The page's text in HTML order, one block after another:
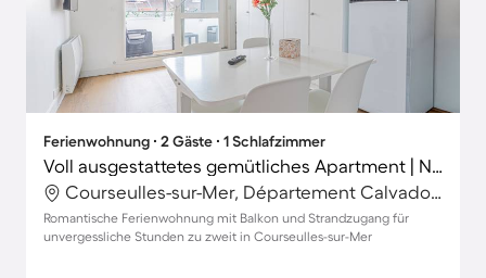
Ferienwohnung ∙ 2 Gäste ∙ 1 Schlafzimmer
Voll ausgestattetes gemütliches Apartment | Neben dem Strand
Courseulles-sur-Mer, Département Calvados, Frankreich
Romantische Ferienwohnung mit Balkon und Strandzugang für
unvergessliche Stunden zu zweit in Courseulles-sur-Mer